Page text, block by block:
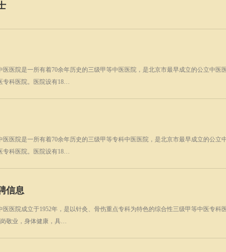
医医院是一所有着70余年历史的三级甲等中医医院，是北京市最早成立的公立中
专科医院。医院设有18…
医医院是一所有着70余年历史的三级甲等专科中医医院，是北京市最早成立的公
专科医院。医院设有18…
信息
医院成立于1952年，是以针灸、骨伤重点专科为特色的综合性三级甲等中医专
敬业，身体健康，具…